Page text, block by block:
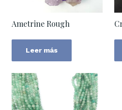
Ametrine Rough
Leer más